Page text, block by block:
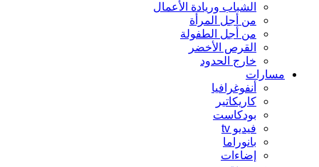
الشباب وريادة الأعمال
من أجل المرأة
من أجل الطفولة
القرص الأخضر
خارج الحدود
مسارات
أنفوغرافيا
كاريكاتير
بودكاست
فيديو tv
بانوراما
إضاءات